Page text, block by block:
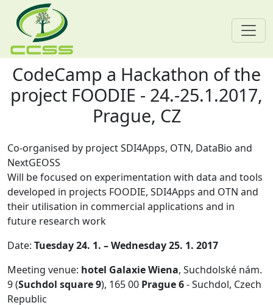
Skip navigation
CodeCamp a Hackathon of the
project FOODIE - 24.-25.1.2017,
Prague, CZ
Co-organised by project SDI4Apps, OTN, DataBio and
NextGEOSS
Will be focused on experimentation with data and tools
developed in projects FOODIE, SDI4Apps and OTN and
their utilisation in commercial applications and in
future research work
Date: Tuesday 24. 1. – Wednesday 25. 1. 2017
Meeting venue: hotel Galaxie Wiena, Suchdolské nám.
9 (Suchdol square 9), 165 00 Prague 6- Suchdol, Czech
Republic